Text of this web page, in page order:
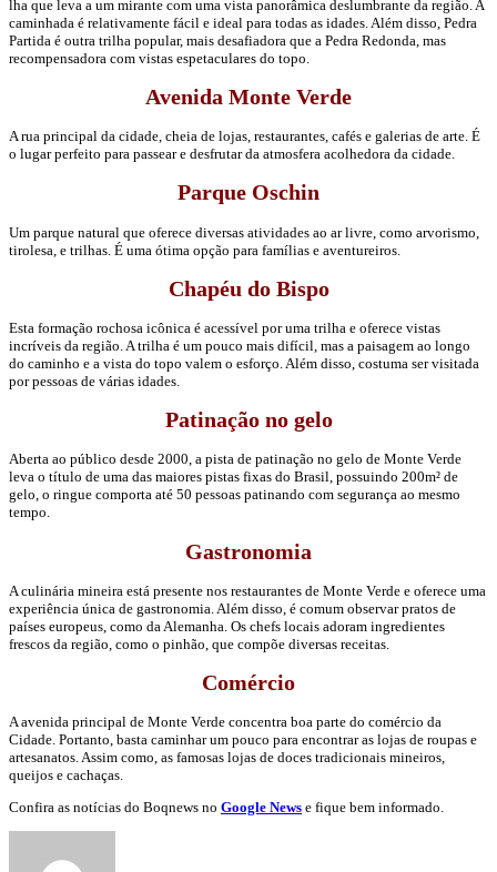
lha que leva a um mirante com uma vista panorâmica deslumbrante da região. A
caminhada é relativamente fácil e ideal para todas as idades. Além disso, Pedra
Partida é outra trilha popular, mais desafiadora que a Pedra Redonda, mas
recompensadora com vistas espetaculares do topo.
Avenida Monte Verde
A rua principal da cidade, cheia de lojas, restaurantes, cafés e galerias de arte. É
o lugar perfeito para passear e desfrutar da atmosfera acolhedora da cidade.
Parque Oschin
Um parque natural que oferece diversas atividades ao ar livre, como arvorismo,
tirolesa, e trilhas. É uma ótima opção para famílias e aventureiros.
Chapéu do Bispo
Esta formação rochosa icônica é acessível por uma trilha e oferece vistas
incríveis da região. A trilha é um pouco mais difícil, mas a paisagem ao longo
do caminho e a vista do topo valem o esforço. Além disso, costuma ser visitada
por pessoas de várias idades.
Patinação no gelo
Aberta ao público desde 2000, a pista de patinação no gelo de Monte Verde
leva o título de uma das maiores pistas fixas do Brasil, possuindo 200m² de
gelo, o ringue comporta até 50 pessoas patinando com segurança ao mesmo
tempo.
Gastronomia
A culinária mineira está presente nos restaurantes de Monte Verde e oferece uma
experiência única de gastronomia. Além disso, é comum observar pratos de
países europeus, como da Alemanha. Os chefs locais adoram ingredientes
frescos da região, como o pinhão, que compõe diversas receitas.
Comércio
A avenida principal de Monte Verde concentra boa parte do comércio da
Cidade. Portanto, basta caminhar um pouco para encontrar as lojas de roupas e
artesanatos. Assim como, as famosas lojas de doces tradicionais mineiros,
queijos e cachaças.
Confira as notícias do Boqnews no Google News e fique bem informado.